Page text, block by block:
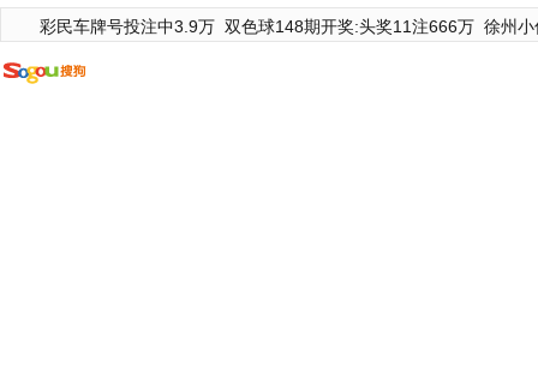
彩民车牌号投注中3.9万 双色球148期开奖:头奖11注666万 徐州